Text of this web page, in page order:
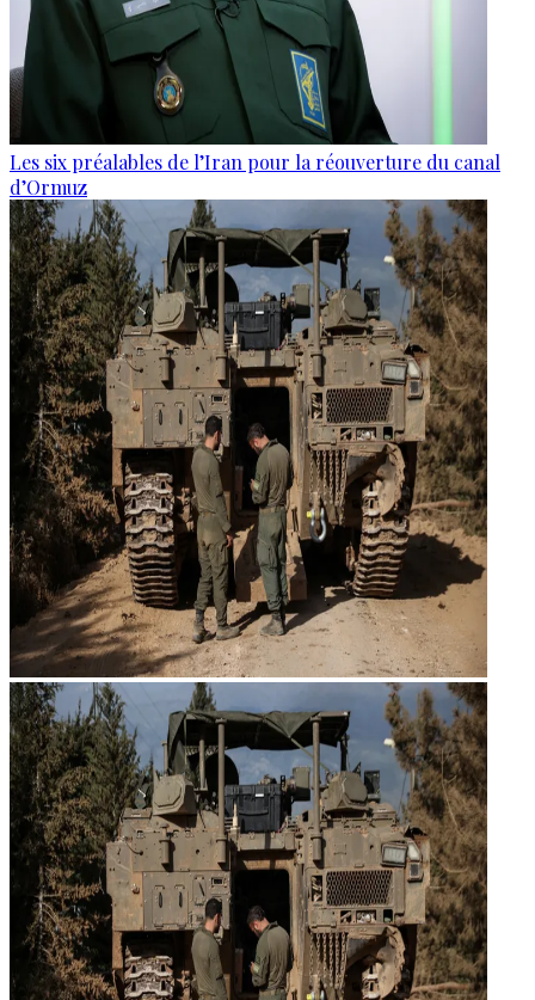
Les six préalables de l’Iran pour la réouverture du canal
d’Ormuz